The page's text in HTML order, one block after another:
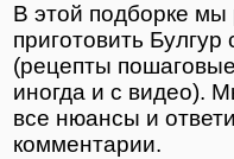
В этой подборке мы
приготовить
(рецепты
иногда и с видео).
все нюансы и
комментарии.